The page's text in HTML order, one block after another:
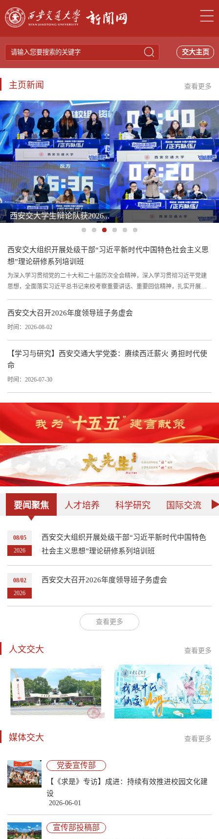
交大主页
主页新闻 查看更多
西安交大学生辩论队获2026...
西安交大组织开展处级干部“习近平新时代中国特色社会主义思
想”理论研修系列培训班
为深入学习贯彻党的二十大和二十届历次全会精神，深入学习贯彻习近平党建
思想，全面落实习近平总书记来校考察重要讲话、重要回信精神，扎实开展树
通大学先后组织开展五期处级干部理论研修与能力提升专题培训班。在培训筹
工作中的困惑短板和亟待解决的问题，以此为依据量身定制教学方案，确保课
程内容紧扣需求、务求实效。系列培训覆盖全体处级干部，分批次、分主题选...
西安交大召开2026年度领导班子务虚会
时间：2026-08-02
【学习与研究】西安交通大学党委：赓续西迁薪火 勇担时代使
命
时间：2026-07-30
要闻聚焦 人才培养 科学研究 国际交流
08/05
2026
西安交大组织开展处级干部“习近平新时代中国特色
社会主义思想”理论研修系列培训班
08/02
2026
西安交大召开2026年度领导班子务虚会
查看更多
人文交大 查看更多
媒体交大 查看更多
党委宣传部
【《求是》专访】成进：持续有效推进校园文化建
设
2026-06-01
宣传部投稿部